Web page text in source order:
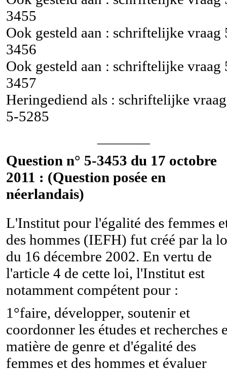
3455
Ook gesteld aan : schriftelijke vraag
3456
Ook gesteld aan : schriftelijke vraag
3457
Heringediend als : schriftelijke vraag
5-5285
Question n° 5-3453 du 17 octobre
2011 : (Question posée en
néerlandais)
L'Institut pour l'égalité des femmes
des hommes (IEFH) fut créé par la
du 16 décembre 2002. En vertu de
l'article 4 de cette loi, l'Institut est
notamment compétent pour :
1°faire, développer, soutenir et
coordonner les études et recherches
matière de genre et d'égalité des
femmes et des hommes et évaluer